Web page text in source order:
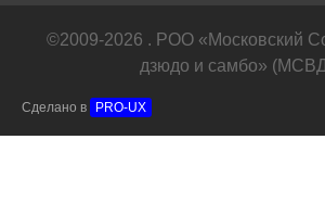
©2009-2026 . РОО «Московский
дзюдо и самбо»
Сделано в PRO-UX